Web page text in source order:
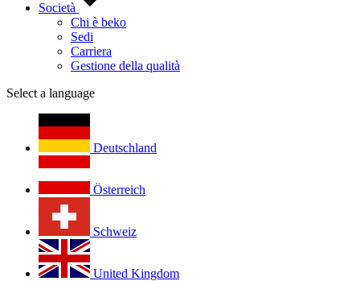
Società
Chi è beko
Sedi
Carriera
Gestione della qualità
Select a language
Deutschland
Österreich
Schweiz
United Kingdom